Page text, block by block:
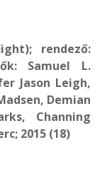
rendező:
Samuel L.
Jason Leigh,
Demian
Channing
2015 (18)